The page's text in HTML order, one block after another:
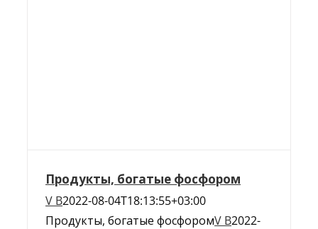
Продукты, богатые фосфором
V B2022-08-04T18:13:55+03:00
Продукты, богатые фосфоромV B2022-